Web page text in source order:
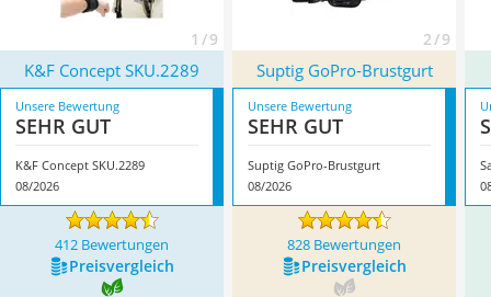
1 / 9 2 / 9
K&F Concept SKU.2289 Suptig GoPro-Brustgurt
Unsere Bewertung
SEHR GUT
K&F Concept SKU.2289
08/2026
Unsere Bewertung
SEHR GUT
Suptig GoPro-Brustgurt
08/2026
412 Bewertungen 828 Bewertungen
Preis­vergleich Preis­vergleich